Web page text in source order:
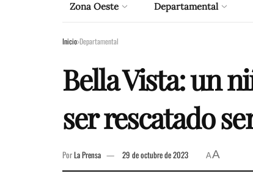
Zona Oeste Departamental
Inicio Departamental
Bella Vista: un
ser rescatado
PorLa Prensa 29 de octubre de 2023 AA